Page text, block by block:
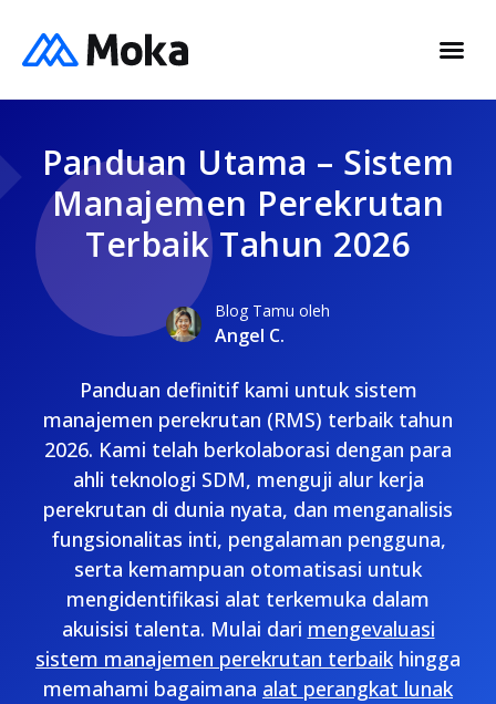
Panduan Utama – Sistem
Manajemen Perekrutan
Terbaik Tahun 2026
Blog Tamu oleh
Angel C.
Panduan definitif kami untuk sistem
manajemen perekrutan (RMS) terbaik tahun
2026. Kami telah berkolaborasi dengan para
ahli teknologi SDM, menguji alur kerja
perekrutan di dunia nyata, dan menganalisis
fungsionalitas inti, pengalaman pengguna,
serta kemampuan otomatisasi untuk
mengidentifikasi alat terkemuka dalam
akuisisi talenta. Mulai dari mengevaluasi
sistem manajemen perekrutan terbaik hingga
memahami bagaimana alat perangkat lunak